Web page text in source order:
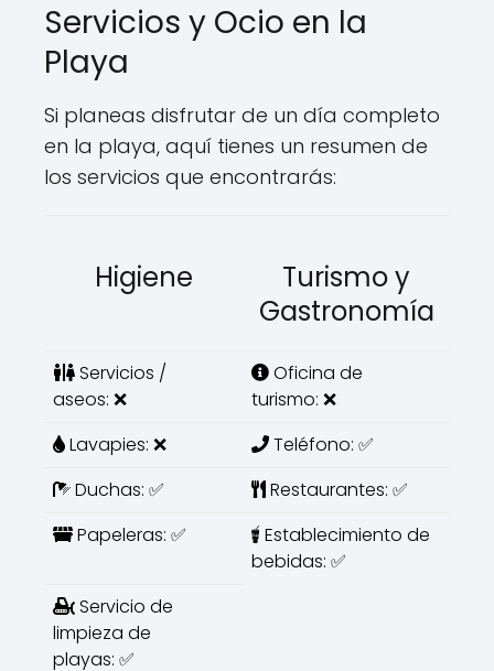
Servicios y Ocio en la
Playa
Si planeas disfrutar de un día completo
en la playa, aquí tienes un resumen de
los servicios que encontrarás:
Higiene
Turismo y
Gastronomía
Servicios /
aseos: ❌
Oficina de
turismo: ❌
Lavapies: ❌
Teléfono: ✅
Duchas: ✅
Restaurantes: ✅
Papeleras: ✅
Establecimiento de
bebidas: ✅
Servicio de
limpieza de
playas: ✅